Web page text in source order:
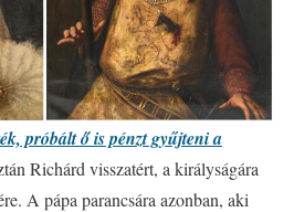
próbált ő is pénzt gyűjteni a
Richárd visszatért, a királyságára
A pápa parancsára azonban, aki